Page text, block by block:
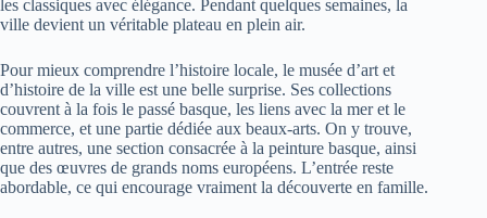
les classiques avec élégance. Pendant quelques semaines, la
ville devient un véritable plateau en plein air.
Pour mieux comprendre l’histoire locale, le musée d’art et
d’histoire de la ville est une belle surprise. Ses collections
couvrent à la fois le passé basque, les liens avec la mer et le
commerce, et une partie dédiée aux beaux-arts. On y trouve,
entre autres, une section consacrée à la peinture basque, ainsi
que des œuvres de grands noms européens. L’entrée reste
abordable, ce qui encourage vraiment la découverte en famille.